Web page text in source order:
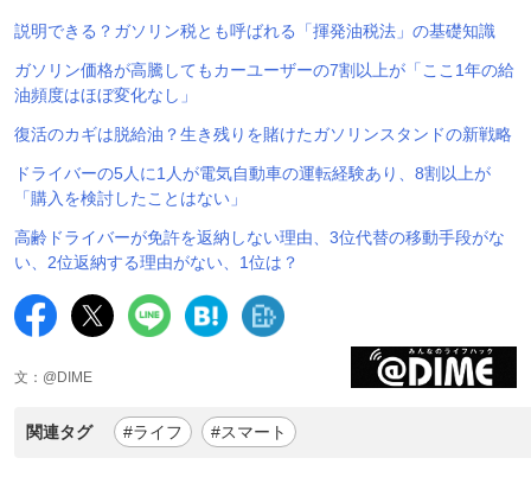
説明できる？ガソリン税とも呼ばれる「揮発油税法」の基礎知識
ガソリン価格が高騰してもカーユーザーの7割以上が「ここ1年の給
油頻度はほぼ変化なし」
復活のカギは脱給油？生き残りを賭けたガソリンスタンドの新戦略
ドライバーの5人に1人が電気自動車の運転経験あり、8割以上が
「購入を検討したことはない」
高齢ドライバーが免許を返納しない理由、3位代替の移動手段がな
い、2位返納する理由がない、1位は？
文：@DIME
関連タグ #ライフ #スマート